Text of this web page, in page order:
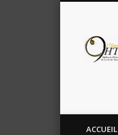
ACCUEIL